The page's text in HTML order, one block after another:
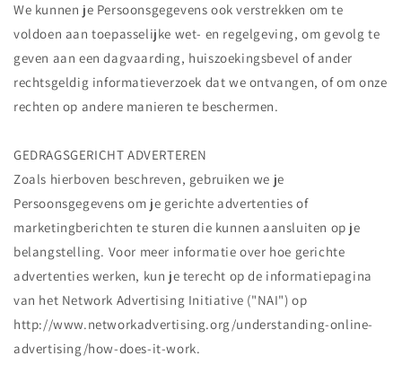
We kunnen je Persoonsgegevens ook verstrekken om te
voldoen aan toepasselijke wet- en regelgeving, om gevolg te
geven aan een dagvaarding, huiszoekingsbevel of ander
rechtsgeldig informatieverzoek dat we ontvangen, of om onze
rechten op andere manieren te beschermen.
GEDRAGSGERICHT ADVERTEREN
Zoals hierboven beschreven, gebruiken we je
Persoonsgegevens om je gerichte advertenties of
marketingberichten te sturen die kunnen aansluiten op je
belangstelling. Voor meer informatie over hoe gerichte
advertenties werken, kun je terecht op de informatiepagina
van het Network Advertising Initiative ("NAI") op
http://www.networkadvertising.org/understanding-online-
advertising/how-does-it-work.